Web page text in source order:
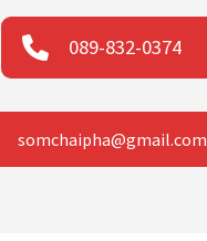
089-832-0374
somchaipha@gmail.com